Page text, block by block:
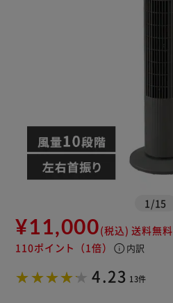
1 /15
¥11,000(税込) 送料無料
110ポイント （1倍） info 内訳
4.23 13件
※ご確認ください